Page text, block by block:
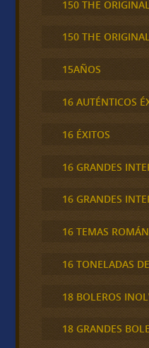
150 THE
150 THE
15AÑOS
16 AUTÉNTICOS
16 ÉXITOS
16 GRANDES
16 GRANDES
16 TEMAS
16 TONELADAS
18 BOLEROS
18 GRANDES